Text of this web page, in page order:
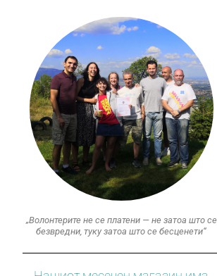
„Волонтерите не се платени — не затоа што се
безвредни, туку затоа што се бесценети“